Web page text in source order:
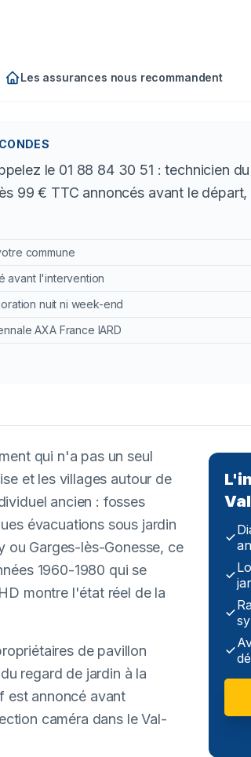
Les assurances nous recommandent
le 01 88 84 30 51 : technicien
99 € TTC annoncés avant le départ,
commune
avant l'intervention
nuit ni week-end
AXA France IARD
qui n'a pas un seul
et les villages autour de
ancien : fosses
évacuations sous jardin
ou Garges-lès-Gonesse, ce
1960-1980 qui se
montre l'état réel de la
de pavillon
regard de jardin à la
est annoncé avant
caméra dans le Val-